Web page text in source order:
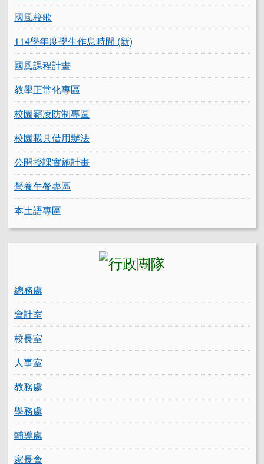
國風校歌
114學年度學生作息時間 (新)
國風課程計畫
教學正常化專區
校園霸凌防制專區
校園載具借用辦法
公開授課實施計畫
營養午餐專區
本土語專區
總務處
會計室
校長室
人事室
教務處
學務處
輔導處
家長會